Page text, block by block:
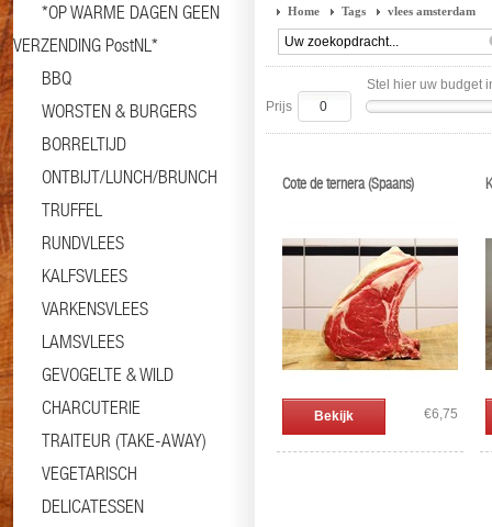
*OP WARME DAGEN GEEN
VERZENDING PostNL*
BBQ
WORSTEN & BURGERS
BORRELTIJD
ONTBIJT/LUNCH/BRUNCH
TRUFFEL
RUNDVLEES
KALFSVLEES
VARKENSVLEES
LAMSVLEES
GEVOGELTE & WILD
CHARCUTERIE
TRAITEUR (TAKE-AWAY)
VEGETARISCH
DELICATESSEN
Home Tags vlees amsterdam
Stel hier uw budget
Prijs
Cote de ternera (Spaans)
Bekijk €6,75